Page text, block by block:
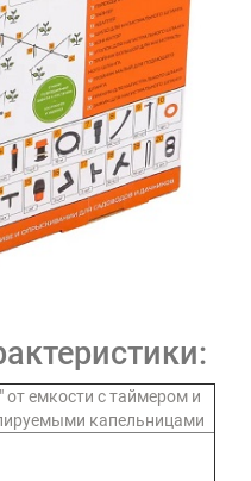
от емкости с таймером и
капельницами